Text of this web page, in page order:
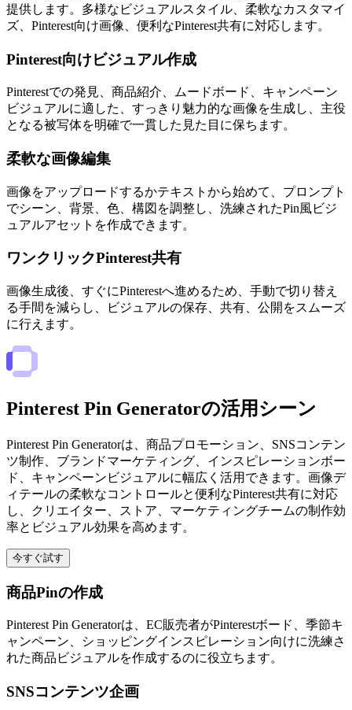
提供します。多様なビジュアルスタイル、柔軟なカスタマイ
ズ、Pinterest向け画像、便利なPinterest共有に対応します。
Pinterest向けビジュアル作成
Pinterestでの発見、商品紹介、ムードボード、キャンペーン
ビジュアルに適した、すっきり魅力的な画像を生成し、主役
となる被写体を明確で一貫した見た目に保ちます。
柔軟な画像編集
画像をアップロードするかテキストから始めて、プロンプト
でシーン、背景、色、構図を調整し、洗練されたPin風ビジ
ュアルアセットを作成できます。
ワンクリックPinterest共有
画像生成後、すぐにPinterestへ進めるため、手動で切り替え
る手間を減らし、ビジュアルの保存、共有、公開をスムーズ
に行えます。
Pinterest Pin Generatorの活用シーン
Pinterest Pin Generatorは、商品プロモーション、SNSコンテン
ツ制作、ブランドマーケティング、インスピレーションボー
ド、キャンペーンビジュアルに幅広く活用できます。画像デ
ィテールの柔軟なコントロールと便利なPinterest共有に対応
し、クリエイター、ストア、マーケティングチームの制作効
率とビジュアル効果を高めます。
今すぐ試す
商品Pinの作成
Pinterest Pin Generatorは、EC販売者がPinterestボード、季節キ
ャンペーン、ショッピングインスピレーション向けに洗練さ
れた商品ビジュアルを作成するのに役立ちます。
SNSコンテンツ企画